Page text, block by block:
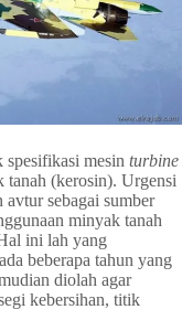
spesifikasi mesin turbine
tanah (kerosin). Urgensi
avtur sebagai sumber
minyak tanah
ini lah yang
beberapa tahun yang
diolah agar
kebersihan, titik